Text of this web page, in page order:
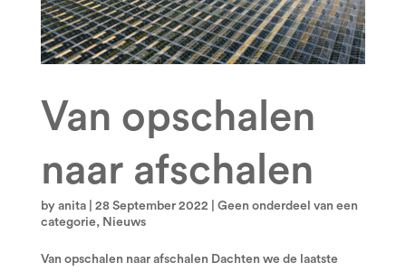
Van opschalen
naar afschalen
by anita| 28 September 2022
Geen onderdeel van een
categorie, Nieuws
Van opschalen naar afschalen Dachten we de laatste